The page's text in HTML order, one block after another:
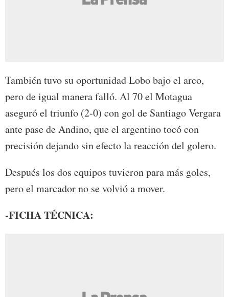
También tuvo su oportunidad Lobo bajo el arco,
pero de igual manera falló. Al 70 el Motagua
aseguró el triunfo (2-0) con gol de Santiago Vergara
ante pase de Andino, que el argentino tocó con
precisión dejando sin efecto la reacción del golero.
Después los dos equipos tuvieron para más goles,
pero el marcador no se volvió a mover.
-FICHA TÉCNICA: